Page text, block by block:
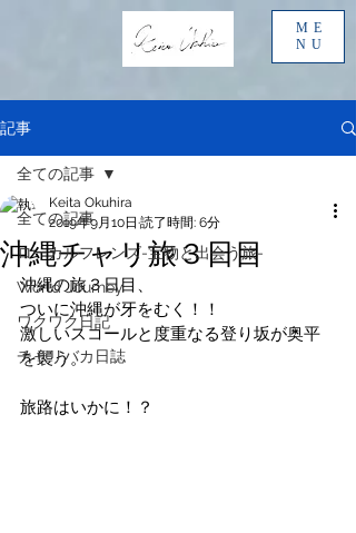
ME
NU
記事
全ての記事
ローカルフレンズ-宝物と出会う旅-
World Journey
ワクワク日記
チャリバカ日誌
全ての記事
沖縄チャリ旅３日目
Keita Okuhira
2019年9月10日 読了時間: 6分
沖縄の旅３日目、
ついに沖縄が牙をむく！！
激しいスコールと度重なる登り坂が奥平
を襲う。
旅路はいかに！？